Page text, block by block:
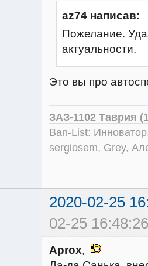
az74 написав:
Пожелание.
актуальности.
Это вы про
ЗАЗ-1102 Таврия
Ban-List:
sergiosem, Grey,
2020-02-25
02-25
Aprox,